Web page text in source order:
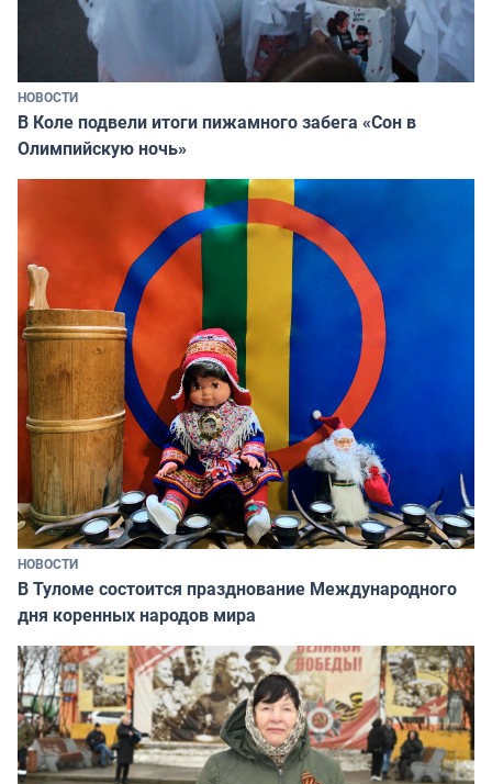
НОВОСТИ
В Коле подвели итоги пижамного забега «Сон в
Олимпийскую ночь»
НОВОСТИ
В Туломе состоится празднование Международного
дня коренных народов мира